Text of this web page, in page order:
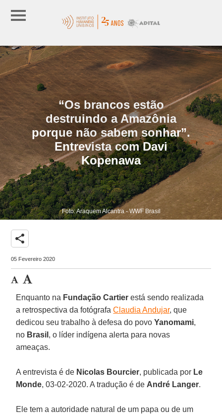
“Os brancos estão
destruindo a Amazônia
porque não sabem sonhar”.
Entrevista com Davi
Kopenawa
Foto: Araquem Alcantra - WWF Brasil
share
05 Fevereiro 2020
Enquanto na Fundação Cartier está sendo realizada
a retrospectiva da fotógrafaClaudia Andujar, que
dedicou seu trabalho à defesa do povoYanomami,
no Brasil , o líder indígena alerta para novas
ameaças.
A entrevista é de Nicolas Bourcier, publicada por Le
Monde, 03-02-2020. A tradução é de André Langer.
Ele tem a autoridade natural de um papa ou de um